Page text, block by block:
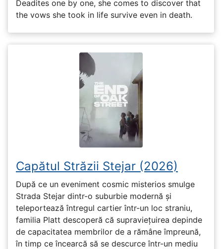
Deadites one by one, she comes to discover that
the vows she took in life survive even in death.
Capătul Străzii Stejar (2026)
După ce un eveniment cosmic misterios smulge
Strada Stejar dintr-o suburbie modernă și
teleportează întregul cartier într-un loc straniu,
familia Platt descoperă că supraviețuirea depinde
de capacitatea membrilor de a rămâne împreună,
în timp ce încearcă să se descurce într-un mediu